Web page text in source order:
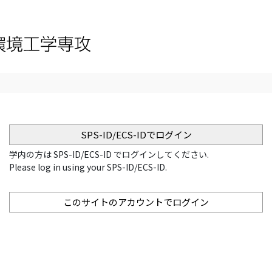
SPS-ID/ECS-IDでログイン
学内の方は SPS-ID/ECS-ID でログインしてください.
Please log in using your SPS-ID/ECS-ID.
このサイトのアカウントでログイン